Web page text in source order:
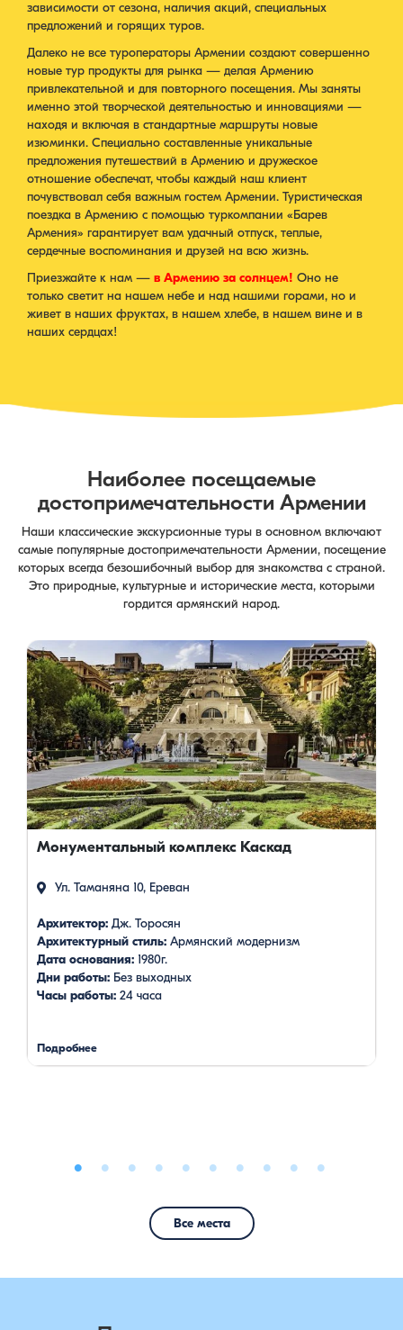
зависимости от сезона, наличия акций, специальных
предложений и горящих туров.
Далеко не все туроператоры Армении создают совершенно
новые тур продукты для рынка — делая Армению
привлекательной и для повторного посещения. Мы заняты
именно этой творческой деятельностью и инновациями —
находя и включая в стандартные маршруты новые
изюминки. Специально составленные уникальные
предложения путешествий в Армению и дружеское
отношение обеспечат, чтобы каждый наш клиент
почувствовал себя важным гостем Армении. Туристическая
поездка в Армению с помощью туркомпании «Барев
Армения» гарантирует вам удачный отпуск, теплые,
сердечные воспоминания и друзей на всю жизнь.
Приезжайте к нам — в Армению за солнцем! Оно не
только светит на нашем небе и над нашими горами, но и
живет в наших фруктах, в нашем хлебе, в нашем вине и в
наших сердцах!
Наиболее посещаемые
достопримечательности Армении
Наши классические экскурсионные туры в основном включают
самые популярные достопримечательности Армении, посещение
которых всегда безошибочный выбор для знакомства с страной.
Это природные, культурные и исторические места, которыми
гордится армянский народ.
Монументальный комплекс Каскад
Ул. Таманяна 10, Ереван
Архитектор: Дж. Торосян
Архитектурный стиль: Армянский модернизм
Дата основания: 1980г.
Дни работы: Без выходных
Часы работы: 24 часа
Подробнее
Все места